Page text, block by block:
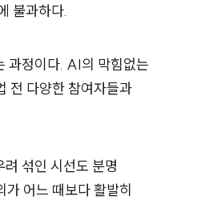
불과하다.
과정이다. AI의 막힘없는
전 다양한 참여자들과
섞인 시선도 분명
어느 때보다 활발히